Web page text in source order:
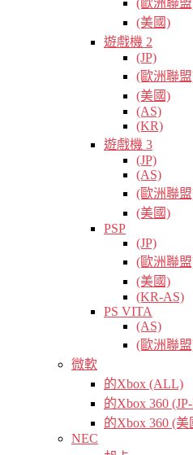
(歐洲聯
(美國)
遊戲機 2
(JP)
(歐洲聯
(美國)
(AS)
(KR)
遊戲機 3
(JP)
(AS)
(歐洲聯
(美國)
PSP
(JP)
(歐洲聯
(美國)
(KR-AS)
PS VITA
(AS)
(歐洲聯
微軟
的Xbox (ALL)
的Xbox 360
的Xbox 360 (
NEC